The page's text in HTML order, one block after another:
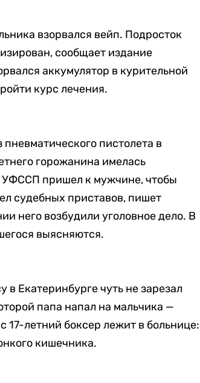
взорвался вейп. Подросток
сообщает издание
аккумулятор в курительной
курс лечения.
пистолета в
горожанина имелась
УФССП пришел к мужчине, чтобы
судебных приставов, пишет
него возбудили уголовное дело. В
выясняются.
в Екатеринбурге чуть не зарезал
папа напал на мальчика —
17-летний боксер лежит в больнице:
кишечника.